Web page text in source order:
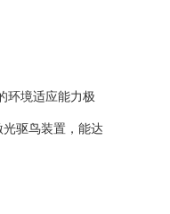
环境适应能力极
驱鸟装置，能达